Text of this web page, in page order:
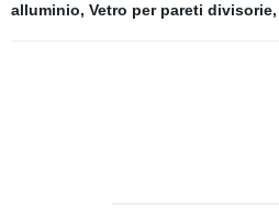
alluminio, Vetro per pareti divisorie,